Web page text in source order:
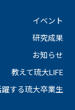
イベント
研究成果
お知らせ
教えて琉大LIFE
する琉大卒業生